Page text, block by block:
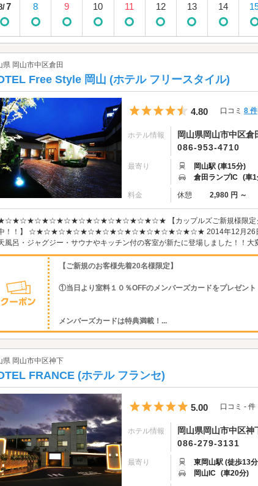
7 8 9 10 11 12 13 14
県 岡山市中区倉田
Free Style 岡山 (ホテル フリースタイル)
5つ星のうち4.5
4.80 口コミ 8 件
ホテル情報
岡山県岡山市中区倉
086-953-4710
最寄り
岡山駅 (車15分)
倉田ランプIC (車1
料金 休憩 2,980 円 ～
【カップルズご新規様限定クーポ
！！】 ☆★☆★☆★☆★☆★☆★☆★☆★☆★☆★☆★☆★ 2014年12月26日
風呂・ジャグジー・サウナやキッチン付の客室が新たに登場しました！！
【ご新規のお客様先着20名様限定】
①当日より室料１０％OFFのメンバーズカードをプレゼント
メンバーズカードは特典満載！...
県 岡山市中区神下
FRANCE (ホテル フランセ)
5つ星のうち5
5.00 口コミ - 件
ホテル情報
岡山県岡山市中区神
086-279-3131
最寄り
東岡山駅 (徒歩13
岡山IC (車20分)